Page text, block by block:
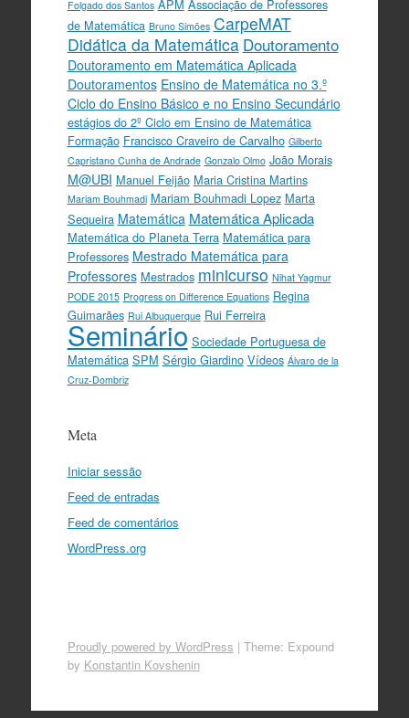
Folgado dos Santos APM Associação de Professores
de Matemática Bruno Simões CarpeMAT
Didática da Matemática Doutoramento
Doutoramento em Matemática Aplicada
Doutoramentos Ensino de Matemática no 3.º
Ciclo do Ensino Básico e no Ensino Secundário
estágios do 2º Ciclo em Ensino de Matemática
Formação Francisco Craveiro de Carvalho Gilberto
Capristano Cunha de Andrade Gonzalo Olmo João Morais
M@UBI Manuel Feijão Maria Cristina Martins
Mariam Bouhmadi Mariam Bouhmadi Lopez Marta
Sequeira Matemática Matemática Aplicada
Matemática do Planeta Terra Matemática para
Professores Mestrado Matemática para
Professores Mestrados minicurso Nihat Yagmur
PODE 2015 Progress on Difference Equations Regina
Guimarães Rui Albuquerque Rui Ferreira
Seminário Sociedade Portuguesa de
Matemática SPM Sérgio Giardino Vídeos Álvaro de la
Cruz-Dombriz
Meta
Iniciar sessão
Feed de entradas
Feed de comentários
WordPress.org
Proudly powered by WordPress | Theme: Expound
by Konstantin Kovshenin